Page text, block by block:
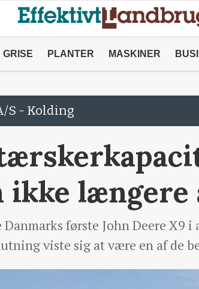
GRISE PLANTER MASKINER
S - Kolding
ikke
første John Deere X9
viste sig at være en af de